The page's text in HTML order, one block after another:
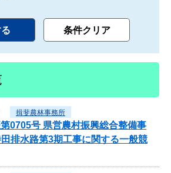
揖斐農林事務所
第0705号 県営農村振興総合整備事
排水路第3期工事に関する一般競